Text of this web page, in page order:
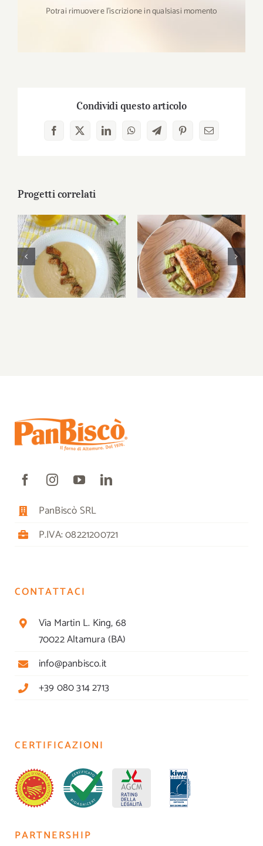
Potrai rimuovere l’iscrizione in qualsiasi momento
Condividi questo articolo
Facebook
X LinkedInWhatsAppTelegramPinterestEmail
Progetti correlati
Vellutata di fagioli
con Crostini
Tozzapane
Multicereali®
Salmone su crema
di avocado con
Crostini Tozzapane
Multicereali®
PanBiscò SRL
P.IVA: 08221200721
CONTATTACI
Via Martin L. King, 68
70022 Altamura (BA)
info@panbisco.it
+39 080 314 2713
CERTIFICAZIONI
PARTNERSHIP